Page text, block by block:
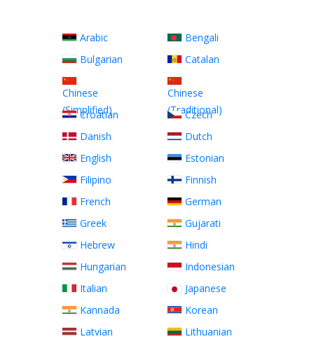
Arabic
Bengali
Bulgarian
Catalan
Chinese
(Simplified)
Chinese
(Traditional)
Croatian
Czech
Danish
Dutch
English
Estonian
Filipino
Finnish
French
German
Greek
Gujarati
Hebrew
Hindi
Hungarian
Indonesian
Italian
Japanese
Kannada
Korean
Latvian
Lithuanian